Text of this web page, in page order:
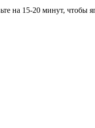
на 15-20 минут, чтобы